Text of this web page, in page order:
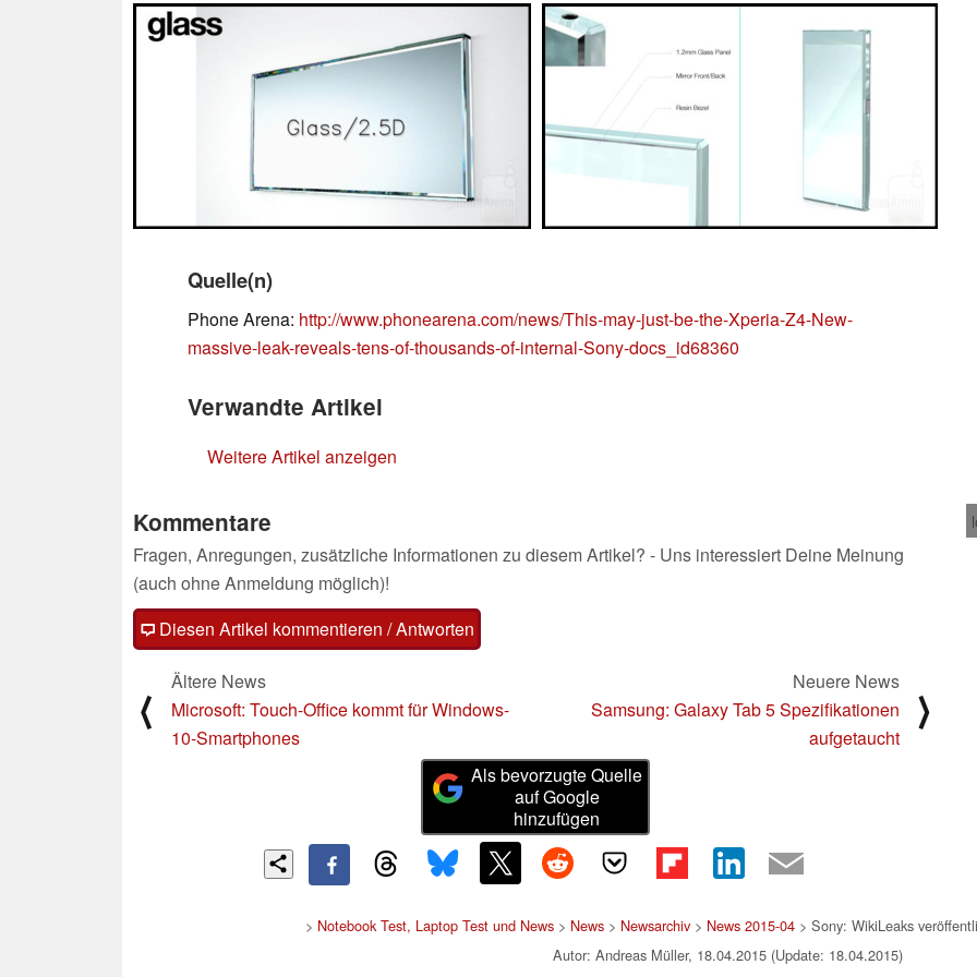
Quelle(n)
Phone Arena: http://www.phonearena.com/news/This-may-just-be-the-Xperia-Z4-New-
massive-leak-reveals-tens-of-thousands-of-internal-Sony-docs_id68360
Verwandte Artikel
Weitere Artikel anzeigen
Kommentare
Fragen, Anregungen, zusätzliche Informationen zu diesem Artikel? - Uns interessiert Deine Meinung
(auch ohne Anmeldung möglich)!
Diesen Artikel kommentieren / Antworten
⟨
Ältere News
Microsoft: Touch-Office kommt für Windows-
10-Smartphones
Neuere News
Samsung: Galaxy Tab 5 Spezifikationen
aufgetaucht
⟩
Als bevorzugte Quelle
auf Google
hinzufügen
> Notebook Test, Laptop Test und News > News > Newsarchiv > News 2015-04 > Sony: WikiLeaks
Autor: Andreas Müller, 18.04.2015 (Update: 18.04.2015)